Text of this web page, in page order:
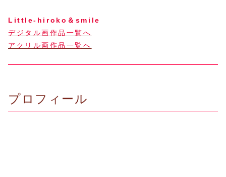
Little-hiroko＆smile
デジタル画作品一覧へ
アクリル画作品一覧へ
プロフィール